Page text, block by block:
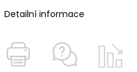
Detailní informace